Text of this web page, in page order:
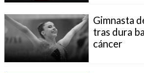
Gimnasta
tras dura
cáncer